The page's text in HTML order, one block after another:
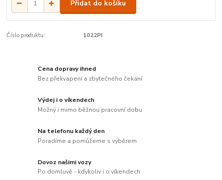
Přidat do košíku
Číslo produktu: 1022PI
Cena dopravy ihned
Bez překvapení a zbytečného čekání
Výdej i o víkendech
Možný i mimo běžnou pracovní dobu
Na telefonu každý den
Poradíme a pomůžeme s výběrem
Dovoz našimi vozy
Po domluvě - kdykoliv i o víkendech